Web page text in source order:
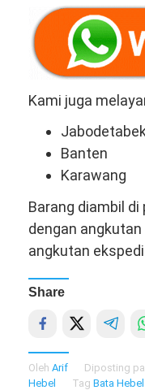
Kami juga
Banten
Karawang
Barang diambil di
dengan
angkutan
Share
Oleh Arif Diposting
Hebel
Tag Bata Hebel